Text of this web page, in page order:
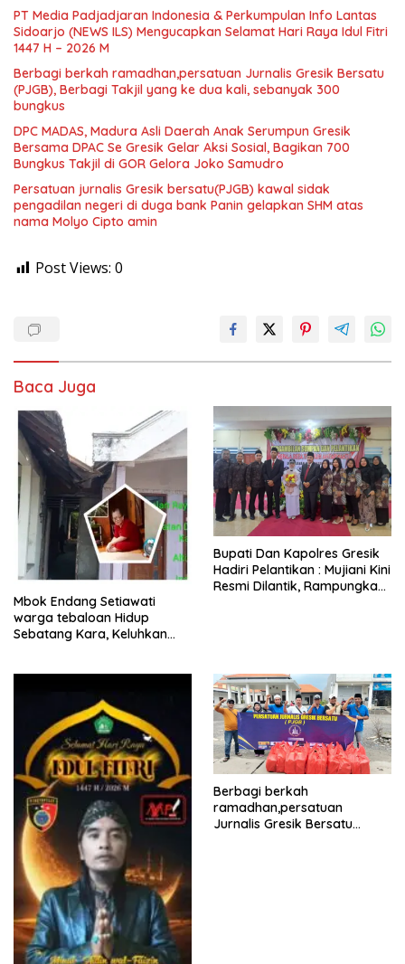
PT Media Padjadjaran Indonesia & Perkumpulan Info Lantas
Sidoarjo (NEWS ILS) Mengucapkan Selamat Hari Raya Idul Fitri
1447 H – 2026 M
Berbagi berkah ramadhan,persatuan Jurnalis Gresik Bersatu
(PJGB), Berbagi Takjil yang ke dua kali, sebanyak 300
bungkus
DPC MADAS, Madura Asli Daerah Anak Serumpun Gresik
Bersama DPAC Se Gresik Gelar Aksi Sosial, Bagikan 700
Bungkus Takjil di GOR Gelora Joko Samudro
Persatuan jurnalis Gresik bersatu(PJGB) kawal sidak
pengadilan negeri di duga bank Panin gelapkan SHM atas
nama Molyo Cipto amin
Post Views: 0
Baca Juga
Mbok Endang Setiawati
warga tebaloan Hidup
Sebatang Kara, Keluhkan
​Bupati Dan Kapolres Gresik
Hadiri Pelantikan : Mujiani Kini
Resmi Dilantik, Rampungkan
Berbagi berkah
ramadhan,persatuan
Jurnalis Gresik Bersatu